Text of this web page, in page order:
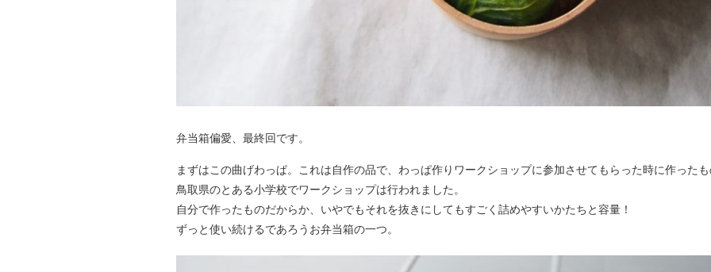
弁当箱偏愛、最終回です。
まずはこの曲げわっぱ。これは自作の品で、わっぱ作りワークショップに参加させてもらった時に作った
鳥取県のとある小学校でワークショップは行われました。
自分で作ったものだからか、いやでもそれを抜きにしてもすごく詰めやすいかたちと容量！
ずっと使い続けるであろうお弁当箱の一つ。